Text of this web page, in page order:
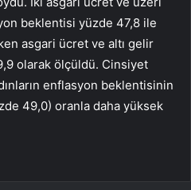
beklentisi yüzde 47,8 ile
asgari ücret ve altı gelir
olarak ölçüldü. Cinsiyet
enflasyon beklentisinin
49,0) oranla daha yüksek